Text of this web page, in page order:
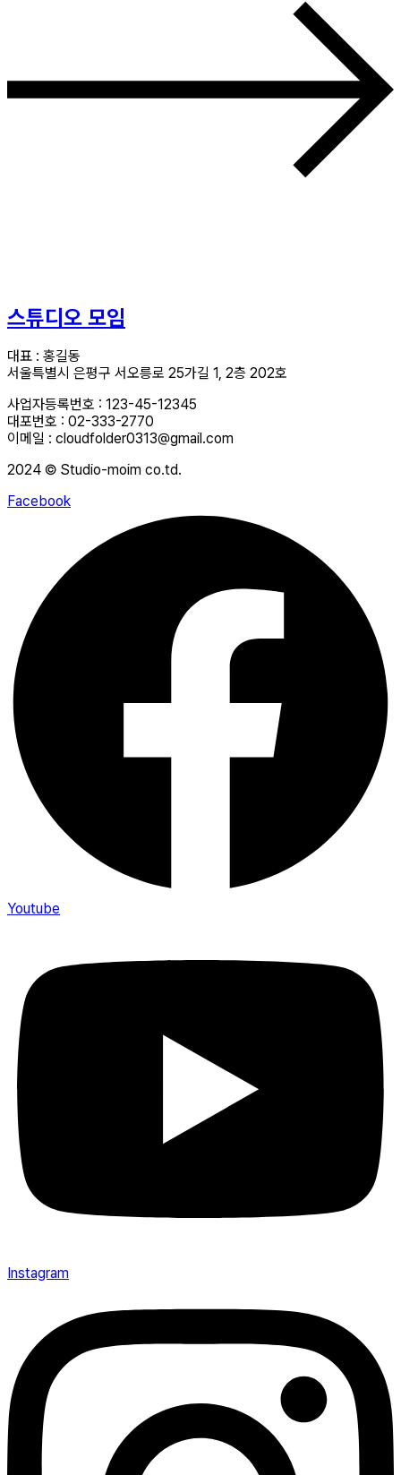
스튜디오 모임
대표 : 홍길동
서울특별시 은평구 서오릉로 25가길 1, 2층 202호
사업자등록번호 : 123-45-12345
대포번호 : 02-333-2770
이메일 : cloudfolder0313@gmail.com
2024 © Studio-moim co.td.
Facebook
Youtube
Instagram